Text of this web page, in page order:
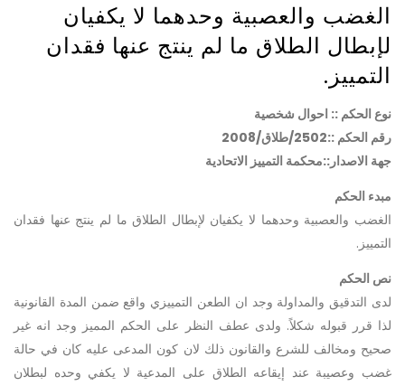
الغضب والعصبية وحدهما لا يكفيان
لإبطال الطلاق ما لم ينتج عنها فقدان
التمييز.
نوع الحكم :: احوال شخصية
رقم الحكم ::2502/طلاق/2008
جهة الاصدار::محكمة التمييز الاتحادية
مبدء الحكم
الغضب والعصبية وحدهما لا يكفيان لإبطال الطلاق ما لم ينتج عنها فقدان
التمييز.
نص الحكم
لدى التدقيق والمداولة وجد ان الطعن التمييزي واقع ضمن المدة القانونية
لذا قرر قبوله شكلاً. ولدى عطف النظر على الحكم المميز وجد انه غير
صحيح ومخالف للشرع والقانون ذلك لان كون المدعى عليه كان في حالة
غضب وعصيبة عند إيقاعه الطلاق على المدعية لا يكفي وحده لبطلان